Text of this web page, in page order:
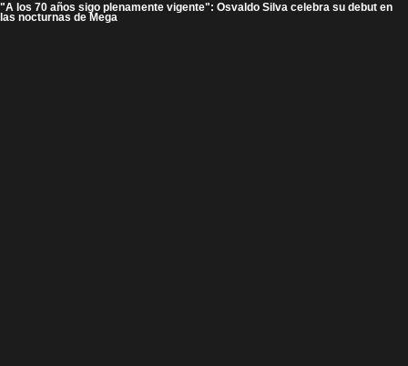
"A los 70 años sigo plenamente vigente": Osvaldo Silva celebra su debut en
las nocturnas de Mega